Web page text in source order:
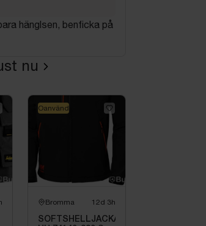
hänglsen, benficka på
nu
Bromma 12d 3h
SOFTSHELLJACKA
Oanvänd